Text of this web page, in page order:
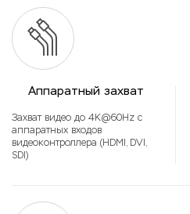
Аппаратный захват
Захват видео до 4K@60Hz с
аппаратных входов
видеоконтроллера (HDMI, DVI,
SDI)